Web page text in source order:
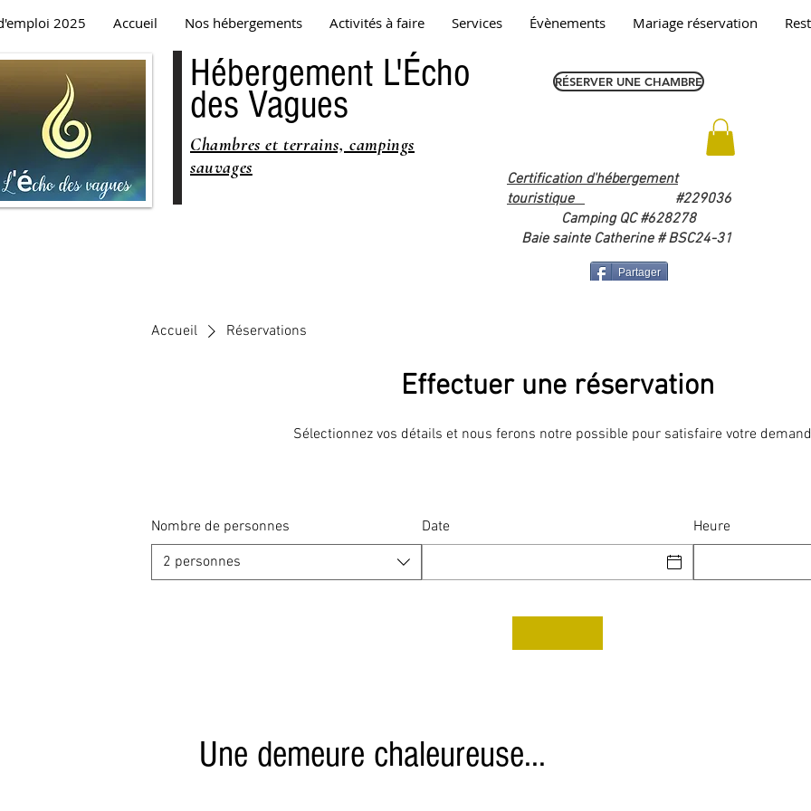
2025 Accueil Nos hébergements Activités à faire Services Évènements Mariage réservation
Hébergement L'Écho
des Vagues
Chambres et terrains, campings
sauvages
RÉSERVER UNE CHAMBRE
Certification d'hébergement
touristique
#229036
Camping QC #628278
Baie sainte Catherine # BSC24-31
Partager
Accueil Réservations
Effectuer une réservation
Sélectionnez vos détails et nous ferons notre possible pour satisfaire votre
Nombre de personnes
2 personnes
Date Heure
Une demeure chaleureuse...